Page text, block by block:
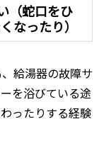
（蛇口をひ
なったり）
給湯器の故障サ
を浴びている途
ったりする経験